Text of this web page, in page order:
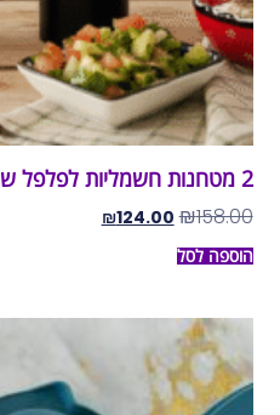
2 מטחנות חשמליות לפלפל שחור ומלח
₪158.00
₪124.00
הוספה לסל